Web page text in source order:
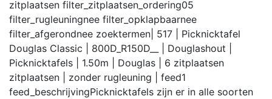
zitplaatsen filter_zitplaatsen_ordering05
filter_rugleuningnee filter_opklapbaarnee
filter_afgerondnee zoektermen | 517 | Picknicktafel
Douglas Classic | 800D_R150D__ | Douglashout |
Picknicktafels | 1.50m | Douglas | 6 zitplaatsen
zitplaatsen | zonder rugleuning |
feed1
feed_beschrijvingPicknicktafels zijn er in alle soorten